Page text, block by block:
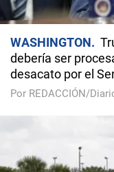
WASHINGTON
debería ser
desacato por el
Por REDACCIÓN/